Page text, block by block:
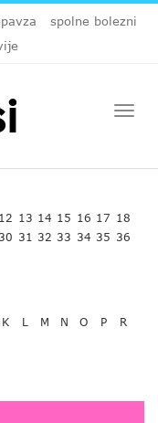
spolne bolezni
12 13 14 15 16 17 18
30 31 32 33 34 35 36
K L M N O P
R